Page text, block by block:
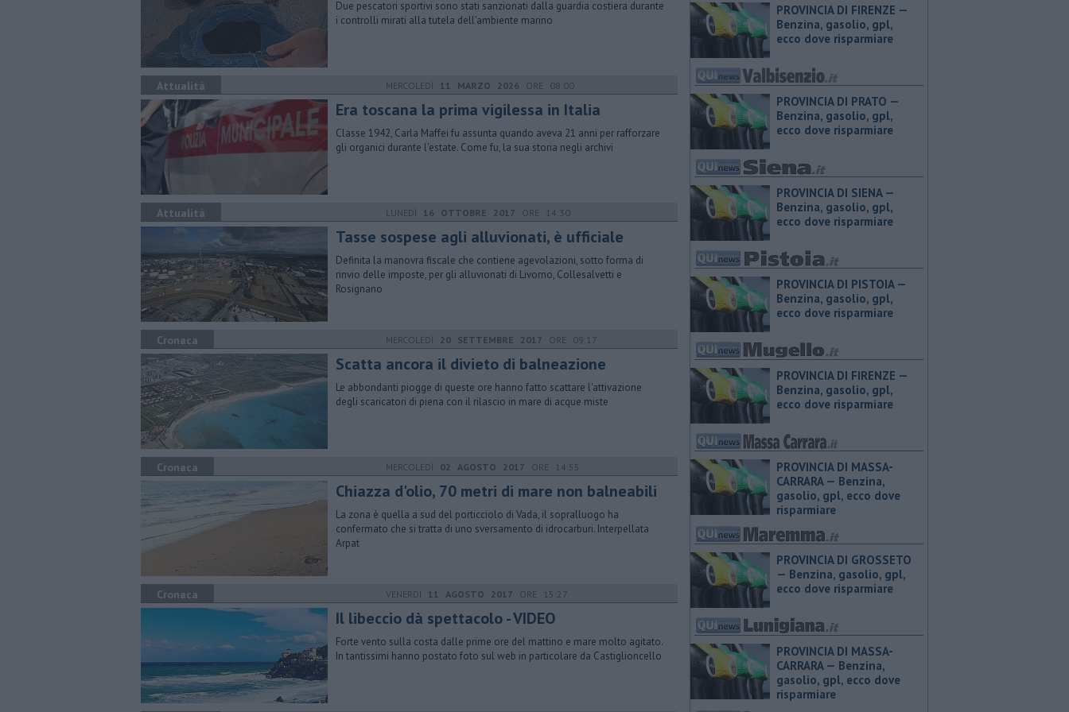
Due pescatori sportivi sono stati sanzionati dalla guardia costiera durante
i controlli mirati alla tutela dell’ambiente marino
Attualità MERCOLEDÌ 11 MARZO 2026 ORE 08:00
Era toscana la prima vigilessa in Italia
Classe 1942, Carla Maffei fu assunta quando aveva 21 anni per rafforzare
gli organici durante l'estate. Come fu, la sua storia negli archivi
Attualità LUNEDÌ 16 OTTOBRE 2017 ORE 14:30
Tasse sospese agli alluvionati, è ufficiale
Definita la manovra fiscale che contiene agevolazioni, sotto forma di
rinvio delle imposte, per gli alluvionati di Livorno, Collesalvetti e
Rosignano
Cronaca MERCOLEDÌ 20 SETTEMBRE 2017 ORE 09:17
Scatta ancora il divieto di balneazione
Le abbondanti piogge di queste ore hanno fatto scattare l'attivazione
degli scaricatori di piena con il rilascio in mare di acque miste
Cronaca MERCOLEDÌ 02 AGOSTO 2017 ORE 14:55
Chiazza d'olio, 70 metri di mare non balneabili
La zona è quella a sud del porticciolo di Vada, il sopralluogo ha
confermato che si tratta di uno sversamento di idrocarburi. Interpellata
Arpat
Cronaca VENERDÌ 11 AGOSTO 2017 ORE 15:27
Il libeccio dà spettacolo - VIDEO
Forte vento sulla costa dalle prime ore del mattino e mare molto agitato.
In tantissimi hanno postato foto sul web in particolare da Castiglioncello
PROVINCIA DI FIRENZE — ​
Benzina, gasolio, gpl,
ecco dove risparmiare
PROVINCIA DI PRATO — ​
Benzina, gasolio, gpl,
ecco dove risparmiare
PROVINCIA DI SIENA — ​
Benzina, gasolio, gpl,
ecco dove risparmiare
PROVINCIA DI PISTOIA — ​
Benzina, gasolio, gpl,
ecco dove risparmiare
PROVINCIA DI FIRENZE — ​
Benzina, gasolio, gpl,
ecco dove risparmiare
PROVINCIA DI MASSA-
CARRARA — ​Benzina,
gasolio, gpl, ecco dove
risparmiare
PROVINCIA DI GROSSETO
— ​Benzina, gasolio, gpl,
ecco dove risparmiare
PROVINCIA DI MASSA-
CARRARA — ​Benzina,
gasolio, gpl, ecco dove
risparmiare